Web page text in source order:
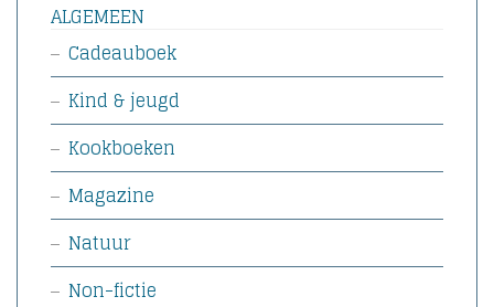
ALGEMEEN
Cadeauboek
Kind & jeugd
Kookboeken
Magazine
Natuur
Non-fictie